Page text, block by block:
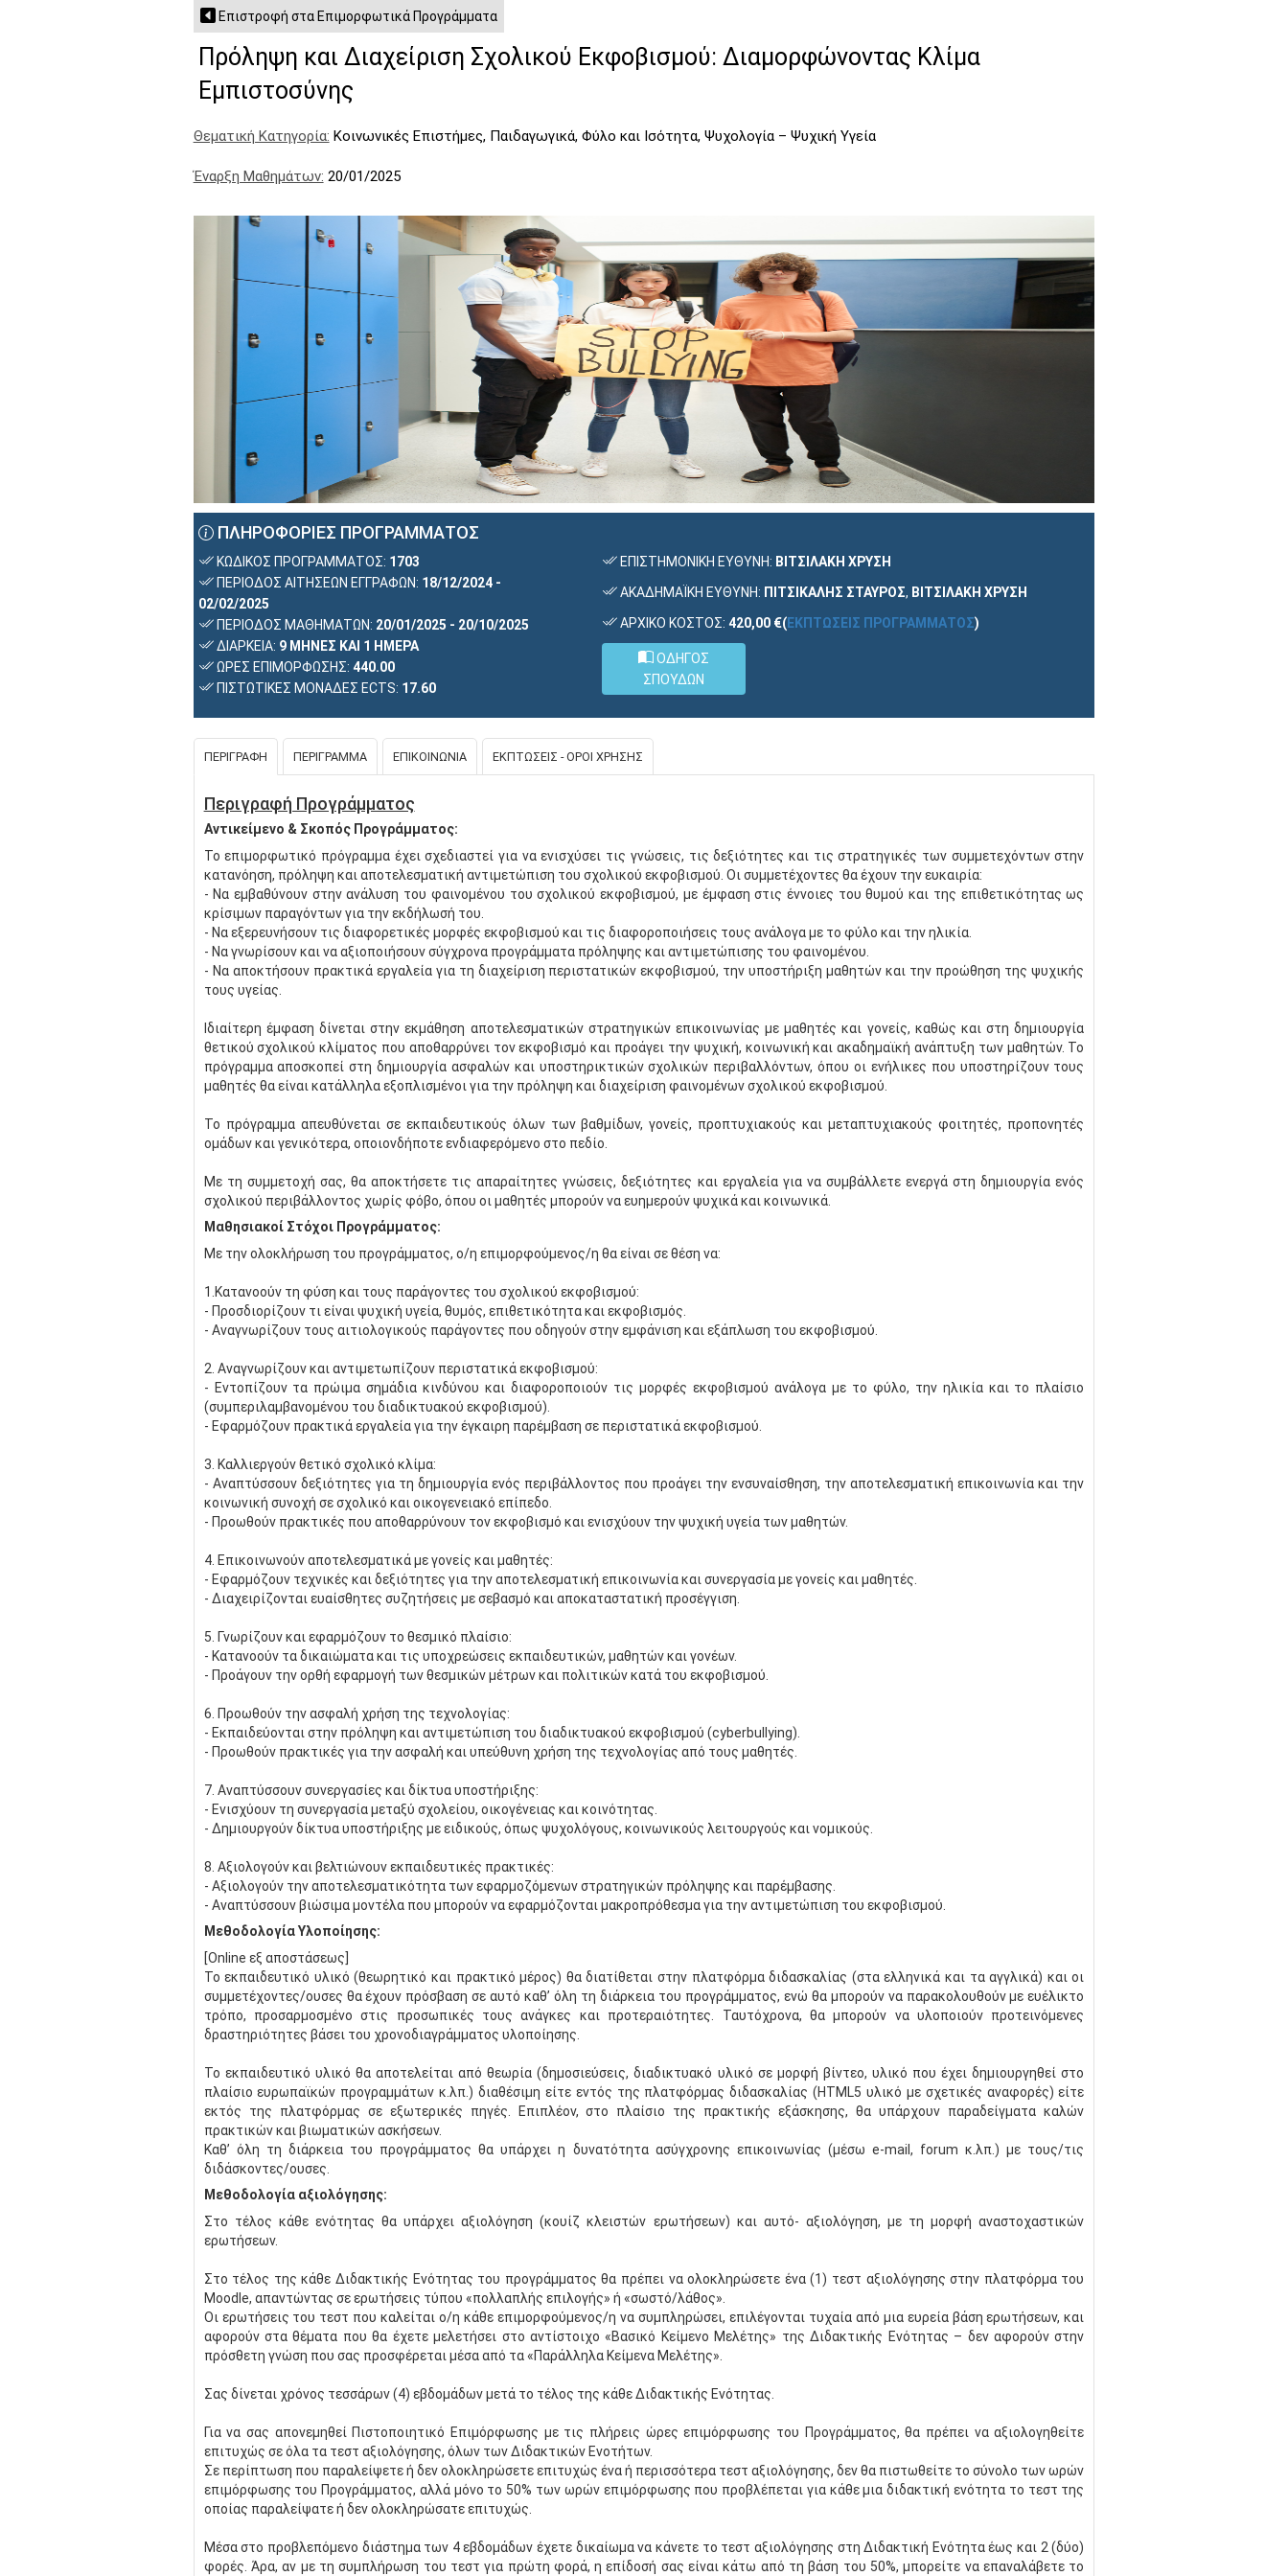
Επιστροφή στα Επιμορφωτικά Προγράμματα
Πρόληψη και Διαχείριση Σχολικού Εκφοβισμού: Διαμορφώνοντας Κλίμα
Εμπιστοσύνης
Θεματική Κατηγορία: Κοινωνικές Επιστήμες, Παιδαγωγικά, Φύλο και Ισότητα, Ψυχολογία – Ψυχική Υγεία
Έναρξη Μαθημάτων: 20/01/2025
ΠΛΗΡΟΦΟΡΊΕΣ ΠΡΟΓΡΆΜΜΑΤΟΣ
ΚΩΔΙΚΟΣ ΠΡΟΓΡΑΜΜΑΤΟΣ: 1703
ΠΕΡΙΟΔΟΣ ΑΙΤΗΣΕΩΝ ΕΓΓΡΑΦΩΝ: 18/12/2024 -
02/02/2025
ΠΕΡΙΟΔΟΣ ΜΑΘΗΜΑΤΩΝ: 20/01/2025 - 20/10/2025
ΔΙΑΡΚΕΙΑ: 9 ΜΗΝΕΣ ΚΑΙ 1 ΗΜΕΡΑ
ΩΡΕΣ ΕΠΙΜΟΡΦΩΣΗΣ: 440.00
ΠΙΣΤΩΤΙΚΕΣ ΜΟΝΑΔΕΣ ECTS: 17.60
ΕΠΙΣΤΗΜΟΝΙΚΉ ΕΥΘΎΝΗ: ΒΙΤΣΙΛΑΚΗ ΧΡΥΣΗ
ΑΚΑΔΗΜΑΪΚΉ ΕΥΘΎΝΗ: ΠΙΤΣΙΚΑΛΗΣ ΣΤΑΥΡΟΣ, ΒΙΤΣΙΛΑΚΗ ΧΡΥΣΗ
ΑΡΧΙΚΟ ΚΟΣΤΟΣ: 420,00 €(ΕΚΠΤΏΣΕΙΣ ΠΡΟΓΡΆΜΜΑΤΟΣ)
ΟΔΗΓΌΣ
ΣΠΟΥΔΏΝ
ΠΕΡΙΓΡΑΦΗ ΠΕΡΙΓΡΑΜΜΑ ΕΠΙΚΟΙΝΩΝΙΑ ΕΚΠΤΩΣΕΙΣ - ΟΡΟΙ ΧΡΗΣΗΣ
Περιγραφή Προγράμματος
Αντικείμενο & Σκοπός Προγράμματος:
Το επιμορφωτικό πρόγραμμα έχει σχεδιαστεί για να ενισχύσει τις γνώσεις, τις δεξιότητες και τις στρατηγικές των συμμετεχόντων στην
κατανόηση, πρόληψη και αποτελεσματική αντιμετώπιση του σχολικού εκφοβισμού. Οι συμμετέχοντες θα έχουν την ευκαιρία:
- Να εμβαθύνουν στην ανάλυση του φαινομένου του σχολικού εκφοβισμού, με έμφαση στις έννοιες του θυμού και της επιθετικότητας ως
κρίσιμων παραγόντων για την εκδήλωσή του.
- Να εξερευνήσουν τις διαφορετικές μορφές εκφοβισμού και τις διαφοροποιήσεις τους ανάλογα με το φύλο και την ηλικία.
- Να γνωρίσουν και να αξιοποιήσουν σύγχρονα προγράμματα πρόληψης και αντιμετώπισης του φαινομένου.
- Να αποκτήσουν πρακτικά εργαλεία για τη διαχείριση περιστατικών εκφοβισμού, την υποστήριξη μαθητών και την προώθηση της ψυχικής
τους υγείας.
Ιδιαίτερη έμφαση δίνεται στην εκμάθηση αποτελεσματικών στρατηγικών επικοινωνίας με μαθητές και γονείς, καθώς και στη δημιουργία
θετικού σχολικού κλίματος που αποθαρρύνει τον εκφοβισμό και προάγει την ψυχική, κοινωνική και ακαδημαϊκή ανάπτυξη των μαθητών. Το
πρόγραμμα αποσκοπεί στη δημιουργία ασφαλών και υποστηρικτικών σχολικών περιβαλλόντων, όπου οι ενήλικες που υποστηρίζουν τους
μαθητές θα είναι κατάλληλα εξοπλισμένοι για την πρόληψη και διαχείριση φαινομένων σχολικού εκφοβισμού.
Το πρόγραμμα απευθύνεται σε εκπαιδευτικούς όλων των βαθμίδων, γονείς, προπτυχιακούς και μεταπτυχιακούς φοιτητές, προπονητές
ομάδων και γενικότερα, οποιονδήποτε ενδιαφερόμενο στο πεδίο.
Με τη συμμετοχή σας, θα αποκτήσετε τις απαραίτητες γνώσεις, δεξιότητες και εργαλεία για να συμβάλλετε ενεργά στη δημιουργία ενός
σχολικού περιβάλλοντος χωρίς φόβο, όπου οι μαθητές μπορούν να ευημερούν ψυχικά και κοινωνικά.
Μαθησιακοί Στόχοι Προγράμματος:
Με την ολοκλήρωση του προγράμματος, ο/η επιμορφούμενος/η θα είναι σε θέση να:
1.Κατανοούν τη φύση και τους παράγοντες του σχολικού εκφοβισμού:
- Προσδιορίζουν τι είναι ψυχική υγεία, θυμός, επιθετικότητα και εκφοβισμός.
- Αναγνωρίζουν τους αιτιολογικούς παράγοντες που οδηγούν στην εμφάνιση και εξάπλωση του εκφοβισμού.
2. Αναγνωρίζουν και αντιμετωπίζουν περιστατικά εκφοβισμού:
- Εντοπίζουν τα πρώιμα σημάδια κινδύνου και διαφοροποιούν τις μορφές εκφοβισμού ανάλογα με το φύλο, την ηλικία και το πλαίσιο
(συμπεριλαμβανομένου του διαδικτυακού εκφοβισμού).
- Εφαρμόζουν πρακτικά εργαλεία για την έγκαιρη παρέμβαση σε περιστατικά εκφοβισμού.
3. Καλλιεργούν θετικό σχολικό κλίμα:
- Αναπτύσσουν δεξιότητες για τη δημιουργία ενός περιβάλλοντος που προάγει την ενσυναίσθηση, την αποτελεσματική επικοινωνία και την
κοινωνική συνοχή σε σχολικό και οικογενειακό επίπεδο.
- Προωθούν πρακτικές που αποθαρρύνουν τον εκφοβισμό και ενισχύουν την ψυχική υγεία των μαθητών.
4. Επικοινωνούν αποτελεσματικά με γονείς και μαθητές:
- Εφαρμόζουν τεχνικές και δεξιότητες για την αποτελεσματική επικοινωνία και συνεργασία με γονείς και μαθητές.
- Διαχειρίζονται ευαίσθητες συζητήσεις με σεβασμό και αποκαταστατική προσέγγιση.
5. Γνωρίζουν και εφαρμόζουν το θεσμικό πλαίσιο:
- Κατανοούν τα δικαιώματα και τις υποχρεώσεις εκπαιδευτικών, μαθητών και γονέων.
- Προάγουν την ορθή εφαρμογή των θεσμικών μέτρων και πολιτικών κατά του εκφοβισμού.
6. Προωθούν την ασφαλή χρήση της τεχνολογίας:
- Εκπαιδεύονται στην πρόληψη και αντιμετώπιση του διαδικτυακού εκφοβισμού (cyberbullying).
- Προωθούν πρακτικές για την ασφαλή και υπεύθυνη χρήση της τεχνολογίας από τους μαθητές.
7. Αναπτύσσουν συνεργασίες και δίκτυα υποστήριξης:
- Ενισχύουν τη συνεργασία μεταξύ σχολείου, οικογένειας και κοινότητας.
- Δημιουργούν δίκτυα υποστήριξης με ειδικούς, όπως ψυχολόγους, κοινωνικούς λειτουργούς και νομικούς.
8. Αξιολογούν και βελτιώνουν εκπαιδευτικές πρακτικές:
- Αξιολογούν την αποτελεσματικότητα των εφαρμοζόμενων στρατηγικών πρόληψης και παρέμβασης.
- Αναπτύσσουν βιώσιμα μοντέλα που μπορούν να εφαρμόζονται μακροπρόθεσμα για την αντιμετώπιση του εκφοβισμού.
Μεθοδολογία Υλοποίησης:
[Online εξ αποστάσεως]
Το εκπαιδευτικό υλικό (θεωρητικό και πρακτικό μέρος) θα διατίθεται στην πλατφόρμα διδασκαλίας (στα ελληνικά και τα αγγλικά) και οι
συμμετέχοντες/ουσες θα έχουν πρόσβαση σε αυτό καθ’ όλη τη διάρκεια του προγράμματος, ενώ θα μπορούν να παρακολουθούν με ευέλικτο
τρόπο, προσαρμοσμένο στις προσωπικές τους ανάγκες και προτεραιότητες. Ταυτόχρονα, θα μπορούν να υλοποιούν προτεινόμενες
δραστηριότητες βάσει του χρονοδιαγράμματος υλοποίησης.
Το εκπαιδευτικό υλικό θα αποτελείται από θεωρία (δημοσιεύσεις, διαδικτυακό υλικό σε μορφή βίντεο, υλικό που έχει δημιουργηθεί στο
πλαίσιο ευρωπαϊκών προγραμμάτων κ.λπ.) διαθέσιμη είτε εντός της πλατφόρμας διδασκαλίας (HTML5 υλικό με σχετικές αναφορές) είτε
εκτός της πλατφόρμας σε εξωτερικές πηγές. Επιπλέον, στο πλαίσιο της πρακτικής εξάσκησης, θα υπάρχουν παραδείγματα καλών
πρακτικών και βιωματικών ασκήσεων.
Καθ’ όλη τη διάρκεια του προγράμματος θα υπάρχει η δυνατότητα ασύγχρονης επικοινωνίας (μέσω e-mail, forum κ.λπ.) με τους/τις
διδάσκοντες/ουσες.
Μεθοδολογία αξιολόγησης:
Στο τέλος κάθε ενότητας θα υπάρχει αξιολόγηση (κουίζ κλειστών ερωτήσεων) και αυτό- αξιολόγηση, με τη μορφή αναστοχαστικών
ερωτήσεων.
Στο τέλος της κάθε Διδακτικής Ενότητας του προγράμματος θα πρέπει να ολοκληρώσετε ένα (1) τεστ αξιολόγησης στην πλατφόρμα του
Moodle, απαντώντας σε ερωτήσεις τύπου «πολλαπλής επιλογής» ή «σωστό/λάθος».
Οι ερωτήσεις του τεστ που καλείται ο/η κάθε επιμορφούμενος/η να συμπληρώσει, επιλέγονται τυχαία από μια ευρεία βάση ερωτήσεων, και
αφορούν στα θέματα που θα έχετε μελετήσει στο αντίστοιχο «Βασικό Κείμενο Μελέτης» της Διδακτικής Ενότητας – δεν αφορούν στην
πρόσθετη γνώση που σας προσφέρεται μέσα από τα «Παράλληλα Κείμενα Μελέτης».
Σας δίνεται χρόνος τεσσάρων (4) εβδομάδων μετά το τέλος της κάθε Διδακτικής Ενότητας.
Για να σας απονεμηθεί Πιστοποιητικό Επιμόρφωσης με τις πλήρεις ώρες επιμόρφωσης του Προγράμματος, θα πρέπει να αξιολογηθείτε
επιτυχώς σε όλα τα τεστ αξιολόγησης, όλων των Διδακτικών Ενοτήτων.
Σε περίπτωση που παραλείψετε ή δεν ολοκληρώσετε επιτυχώς ένα ή περισσότερα τεστ αξιολόγησης, δεν θα πιστωθείτε το σύνολο των ωρών
επιμόρφωσης του Προγράμματος, αλλά μόνο το 50% των ωρών επιμόρφωσης που προβλέπεται για κάθε μια διδακτική ενότητα το τεστ της
οποίας παραλείψατε ή δεν ολοκληρώσατε επιτυχώς.
Μέσα στο προβλεπόμενο διάστημα των 4 εβδομάδων έχετε δικαίωμα να κάνετε το τεστ αξιολόγησης στη Διδακτική Ενότητα έως και 2 (δύο)
φορές. Άρα, αν με τη συμπλήρωση του τεστ για πρώτη φορά, η επίδοσή σας είναι κάτω από τη βάση του 50%, μπορείτε να επαναλάβετε το